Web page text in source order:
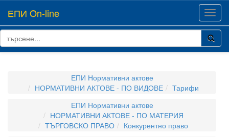
ЕПИ On-line
ЕПИ Нормативни актове
НОРМАТИВНИ АКТОВЕ - ПО ВИДОВЕ
Тарифи
ЕПИ Нормативни актове
НОРМАТИВНИ АКТОВЕ - ПО МАТЕРИЯ
ТЪРГОВСКО ПРАВО
Конкурентно право